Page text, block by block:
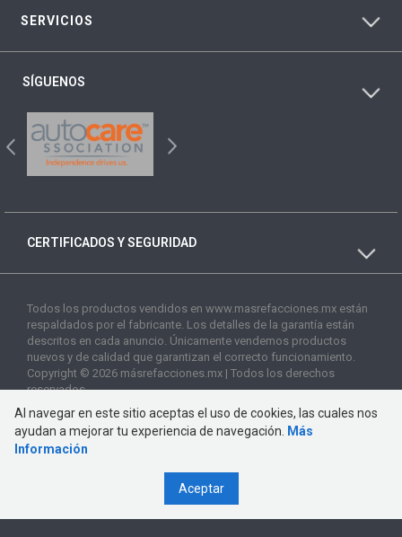
SERVICIOS
SÍGUENOS
CERTIFICADOS Y SEGURIDAD
Todos los productos vendidos en www.masrefacciones.mx están
respaldados por el fabricante. Los detalles de la garantía están
descritos en cada anuncio. Únicamente vendemos productos
nuevos y de calidad que garantizan el correcto funcionamiento.
Copyright © 2026 másrefacciones.mx | Todos los derechos
reservados
Al navegar en este sitio aceptas el uso de cookies, las cuales nos
ayudan a mejorar tu experiencia de navegación.
Más
Información
Aceptar